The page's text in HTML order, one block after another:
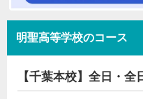
明聖高等学校のコース
【千葉本校】全日・全